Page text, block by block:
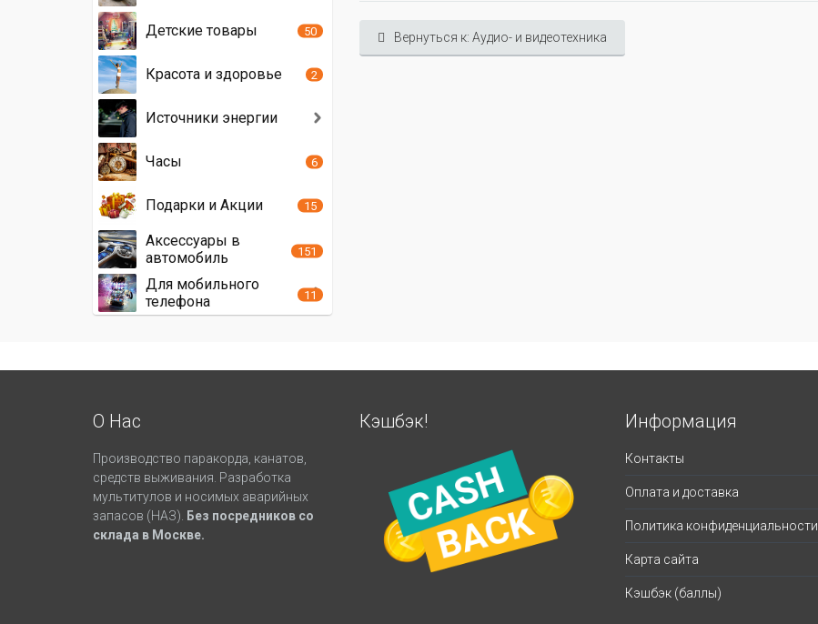
Вернуться к: Аудио- и видеотехника
Детские товары 50
Красота и здоровье 2
Источники энергии
Часы 6
Подарки и Акции 15
Аксессуары в
автомобиль
151
Для мобильного
телефона
11
О Нас
Производство паракорда, канатов,
средств выживания. Разработка
мультитулов и носимых аварийных
запасов (НАЗ).
Без посредников со
склада в Москве.
Кэшбэк! Информация
Контакты
Оплата и доставка
Политика конфиденциальности
Карта сайта
Кэшбэк (баллы)